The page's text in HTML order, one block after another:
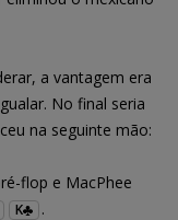
a vantagem era
No final seria
na seguinte mão:
flop e MacPhee
K .